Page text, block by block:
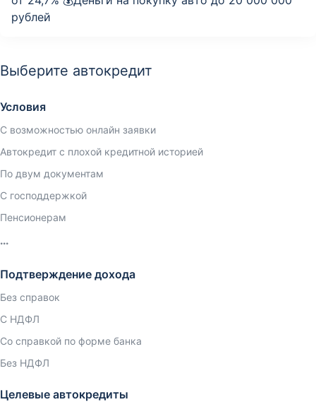
рублей
Выберите автокредит
Условия
С возможностью онлайн заявки
Автокредит с плохой кредитной историей
По двум документам
С господдержкой
Пенсионерам
Подтверждение дохода
Без справок
С НДФЛ
Со справкой по форме банка
Без НДФЛ
Целевые автокредиты